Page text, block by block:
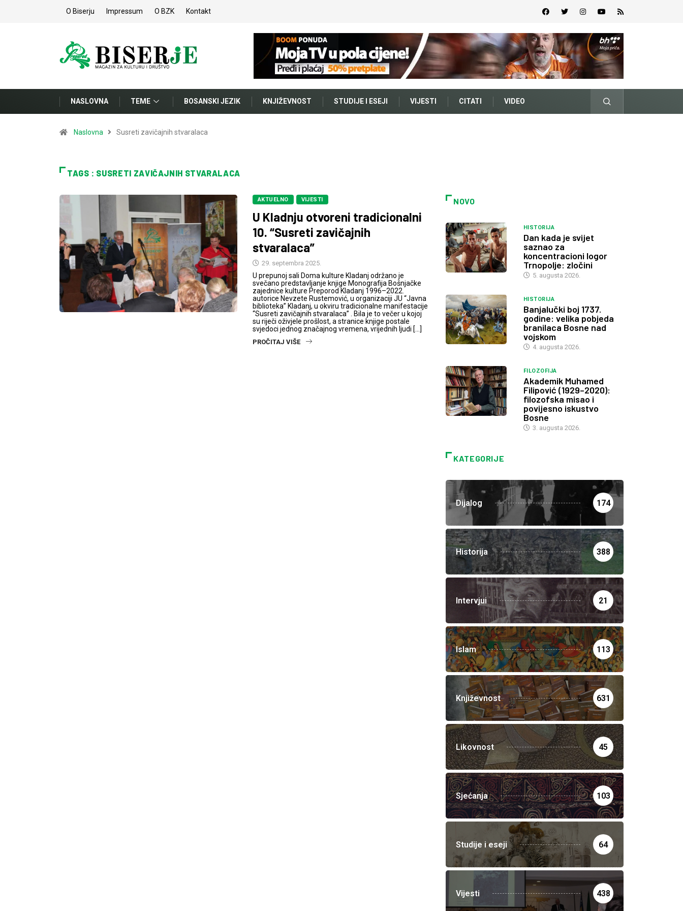
O Biserju Impressum O BZK Kontakt
NASLOVNA TEME BOSANSKI JEZIK KNJIŽEVNOST STUDIJE I ESEJI VIJESTI CITATI VIDEO
Naslovna Susreti zavičajnih stvaralaca
TAGS : SUSRETI ZAVIČAJNIH STVARALACA
AKTUELNO VIJESTI
U Kladnju otvoreni tradicionalni
10. “Susreti zavičajnih
stvaralaca”
29. septembra 2025.
U prepunoj sali Doma kulture Kladanj održano je
svečano predstavljanje knjige Monografija Bošnjačke
zajednice kulture Preporod Kladanj 1996–2022.
autorice Nevzete Rustemović, u organizaciji JU “Javna
biblioteka” Kladanj, u okviru tradicionalne manifestacije
“Susreti zavičajnih stvaralaca” . Bila je to večer u kojoj
su riječi oživjele prošlost, a stranice knjige postale
svjedoci jednog značajnog vremena, vrijednih ljudi […]
PROČITAJ VIŠE
NOVO
HISTORIJA
Dan kada je svijet
saznao za
koncentracioni logor
Trnopolje: zločini
5. augusta 2026.
HISTORIJA
Banjalučki boj 1737.
godine: velika pobjeda
branilaca Bosne nad
vojskom
4. augusta 2026.
FILOZOFIJA
Akademik Muhamed
Filipović (1929–2020):
filozofska misao i
povijesno iskustvo
Bosne
3. augusta 2026.
KATEGORIJE
Dijalog 174
Historija 388
Intervjui 21
Islam 113
Književnost 631
Likovnost 45
Sjećanja 103
Studije i eseji 64
Vijesti 438